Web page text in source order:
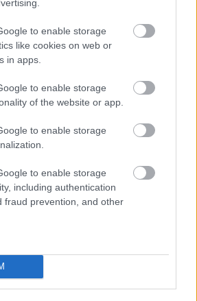
to enable storage
like cookies on web or
in apps.
to enable storage
of the website or app.
to enable storage
to enable storage
including authentication
fraud prevention, and other
a Liszt Ferenc repülőtér
fejlesztése
a hazai víziközművekről?
fél évszázados vezetéken
Bicske vízellátása
a csata ötszázadik
villamosenergia-